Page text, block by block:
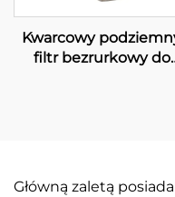
Kwarcowy
filtr bezrurkowy do
Główną zaletą